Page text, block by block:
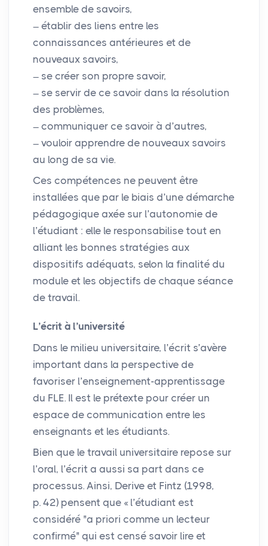
ensemble de savoirs,
établir des liens entre les
connaissances antérieures et de
nouveaux savoirs,
se créer son propre savoir,
se servir de ce savoir dans la résolution
des problèmes,
communiquer ce savoir à d’autres,
vouloir apprendre de nouveaux savoirs
au long de sa vie.
Ces compétences ne peuvent être
installées que par le biais d’une démarche
pédagogique axée sur l’autonomie de
l’étudiant : elle le responsabilise tout en
alliant les bonnes stratégies aux
dispositifs adéquats, selon la finalité du
module et les objectifs de chaque séance
de travail.
L’écrit à l’université
Dans le milieu universitaire, l’écrit s’avère
important dans la perspective de
favoriser l’enseignement-apprentissage
du FLE. Il est le prétexte pour créer un
espace de communication entre les
enseignants et les étudiants.
Bien que le travail universitaire repose sur
l’oral, l’écrit a aussi sa part dans ce
processus. Ainsi, Derive et Fintz (1998,
p. 42) pensent que « l’étudiant est
considéré "a priori comme un lecteur
confirmé" qui est censé savoir lire et